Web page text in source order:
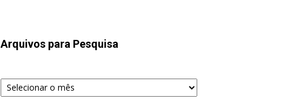
Arquivos para Pesquisa
Arquivos
para